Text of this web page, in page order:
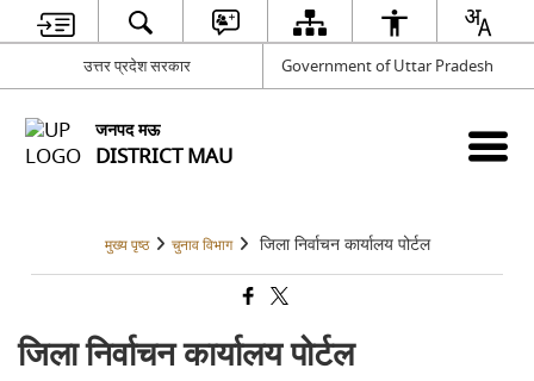
उत्तर प्रदेश सरकार Government of Uttar Pradesh
जनपद मऊ
DISTRICT MAU
मुख्य पृष्ठ चुनाव विभाग जिला निर्वाचन कार्यालय पोर्टल
जिला निर्वाचन कार्यालय पोर्टल